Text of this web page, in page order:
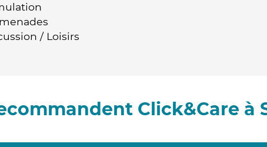
/ Loisirs
Click&Care à